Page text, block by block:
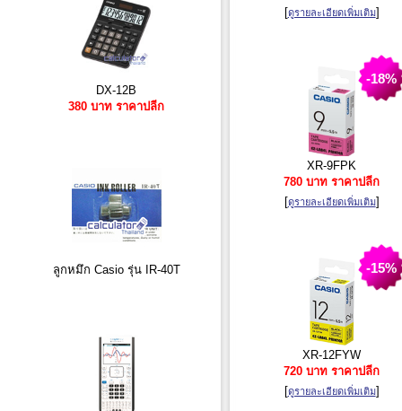
DX-12B
380 บาท ราคาปลีก
ลูกหมึก Casio รุ่น IR-40T
[ดูรายละเอียดเพิ่มเติม]
XR-9FPK
780 บาท ราคาปลีก
[ดูรายละเอียดเพิ่มเติม]
-18%
XR-12FYW
720 บาท ราคาปลีก
[ดูรายละเอียดเพิ่มเติม]
-15%